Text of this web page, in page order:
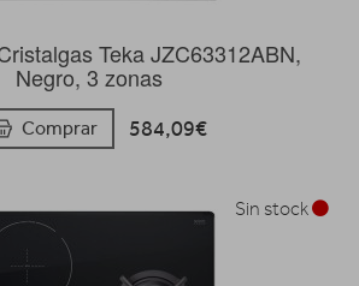
Teka JZC63312ABN,
Negro, 3 zonas
Comprar 584,09€
Sin stock